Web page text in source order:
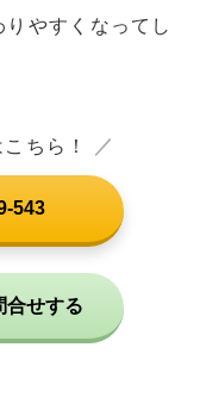
やすくなってし
ちら！ ／
543
合せする